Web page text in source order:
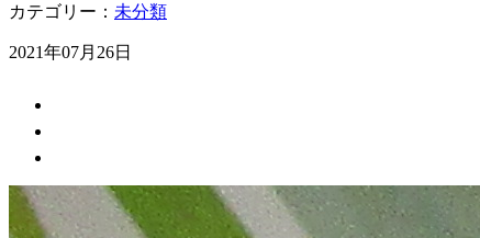
カテゴリー： 未分類
2021年07月26日